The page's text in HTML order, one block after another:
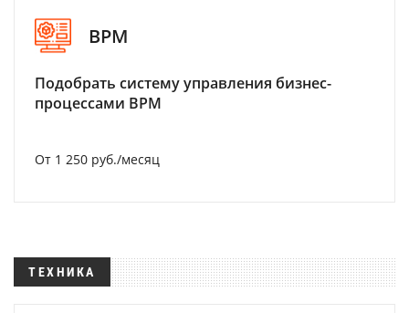
BPM
Подобрать систему управления бизнес-
процессами BPM
От 1 250 руб./месяц
ТЕХНИКА